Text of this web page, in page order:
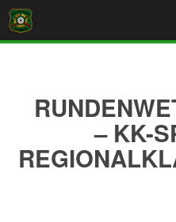
– KK-